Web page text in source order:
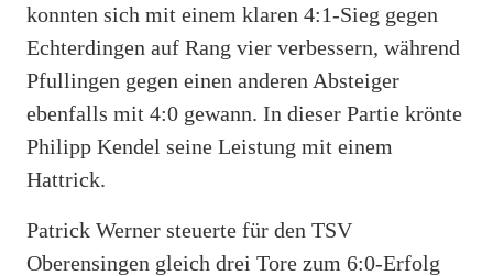
konnten sich mit einem klaren 4:1-Sieg gegen
Echterdingen auf Rang vier verbessern, während
Pfullingen gegen einen anderen Absteiger
ebenfalls mit 4:0 gewann. In dieser Partie krönte
Philipp Kendel seine Leistung mit einem
Hattrick.
Patrick Werner steuerte für den TSV
Oberensingen gleich drei Tore zum 6:0-Erfolg